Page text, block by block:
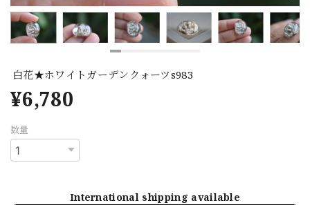
白花★ホワイトガーデンクォーツs983
¥6,780
数量
International shipping available